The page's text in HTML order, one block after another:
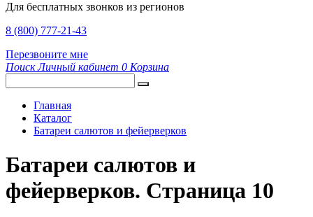
Для бесплатных звонков из регионов
8 (800) 777-21-43
Перезвоните мне
Поиск Личный кабинет 0 Корзина
Главная
Каталог
Батареи салютов и фейерверков
Батареи салютов и
фейерверков. Страница 10